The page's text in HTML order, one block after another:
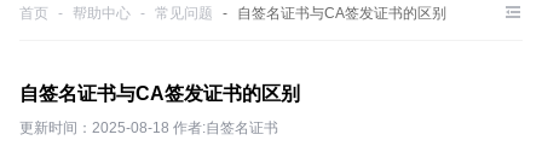
首页 帮助中心 常见问题 自签名证书与CA签发证书的区别
自签名证书与CA签发证书的区别
更新时间：2025-08-18 作者:自签名证书